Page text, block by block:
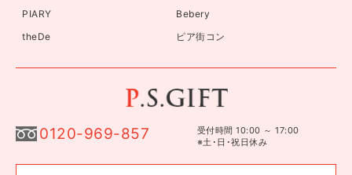
PIARY
Bebery
theDe
ピア街コン
0120-969-857
受付時間 10:00 ～ 17:00
※土･日･祝日休み